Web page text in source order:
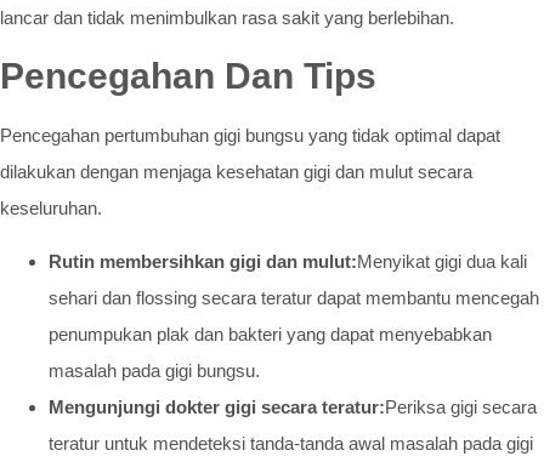
lancar dan tidak menimbulkan rasa sakit yang berlebihan.
Pencegahan Dan Tips
Pencegahan pertumbuhan gigi bungsu yang tidak optimal dapat
dilakukan dengan menjaga kesehatan gigi dan mulut secara
keseluruhan.
Rutin membersihkan gigi dan mulut:Menyikat gigi dua kali
sehari dan flossing secara teratur dapat membantu mencegah
penumpukan plak dan bakteri yang dapat menyebabkan
masalah pada gigi bungsu.
Mengunjungi dokter gigi secara teratur:Periksa gigi secara
teratur untuk mendeteksi tanda-tanda awal masalah pada gigi